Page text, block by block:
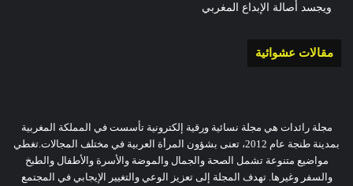
ويجسد أصالة الإبداع المغربي
مقالات عشوائية
مجلة رائدات هي مجلة نسائية ورقية إلكترونية تأسست في المملكة المغربية
بمدينة طنجة عام 2012، تعنى بشؤون المرأة العربية في مختلف المجالات.تغطي
مواضيع متنوعة تشمل الصحة والجمال والموضة والأسرة والأطفال والطبخ
والسفر وغيرها. تهدف المجلة إلى تعزيز الوعي والتغيير الإيجابي في المجتمع